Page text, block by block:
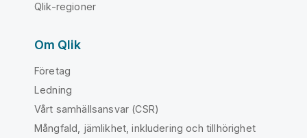
Qlik-regioner
Om Qlik
Företag
Ledning
Vårt samhällsansvar (CSR)
Mångfald, jämlikhet, inkludering och tillhörighet